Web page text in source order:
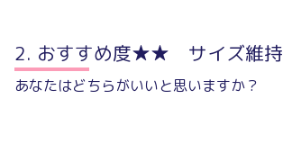
おすすめ度★★ サイズ維持
あなたはどちらがいいと思いますか？